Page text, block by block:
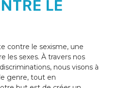
LE
contre le sexisme, une
les sexes. À travers nos
nous visons à
genre, tout en